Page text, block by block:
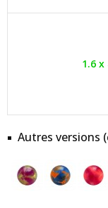
1.6 x
Autres versions